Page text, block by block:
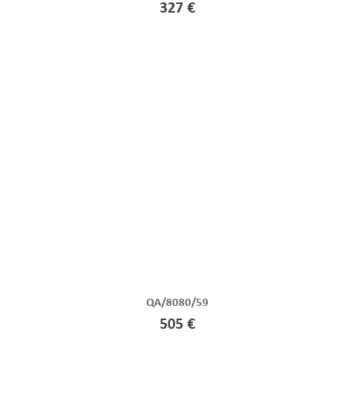
327 €
QA/8080/59
505 €